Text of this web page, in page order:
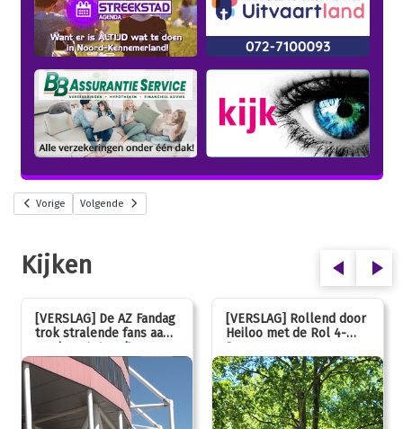
Vorige Volgende
Kijken
[VERSLAG] De AZ Fandag
trok stralende fans aan,
van jong tot oud!
[VERSLAG] Rollend door
Heiloo met de Rol 4-
Daagse